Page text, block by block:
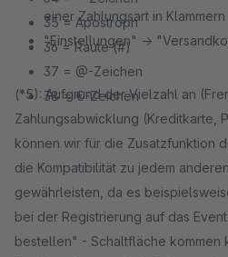
35 = Apostroph
36 = Raute (#)
37 = @-Zeichen
38 = €-Zeichen
einer Zahlungsart in Klammern
"Einstellungen" ->
(*5): Aufgrund der Vielzahl an
Zahlungsabwicklung (Kreditkarte,
können wir für die Zusatzfunktion
die Kompatibilität zu jedem
gewährleisten, da es
bei der Registrierung auf das Event der "Zahlungspflichtig
bestellen" - Schaltfläche kommen kann. Sie